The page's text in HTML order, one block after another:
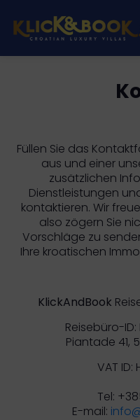
Füllen Sie das
aus und einer
zusätzlichen
Dienstleistungen
kontaktieren. Wir
also zögern Sie
Vorschläge zu
Ihre kroatischen
KlickAndBook
Reisebüro-ID:
Piantade 41,
VAT ID:
Tel:
E-mail: